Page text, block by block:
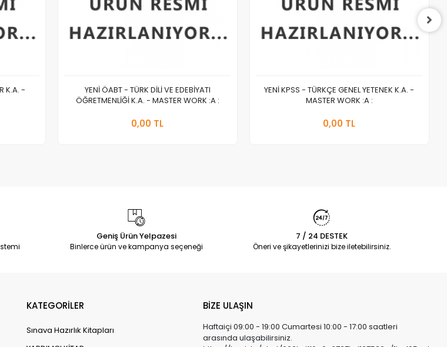
K.A. -
YENİ ÖABT - TÜRK DİLİ VE EDEBİYATI
ÖĞRETMENLİĞİ K.A. - MASTER WORK :A :
0,00 TL
YENİ KPSS - TÜRKÇE GENEL YETENEK K.A. -
MASTER WORK :A :
0,00 TL
Geniş Ürün Yelpazesi
Binlerce ürün ve kampanya seçeneği
7 / 24 DESTEK
Öneri ve şikayetlerinizi bize iletebilirsiniz.
KATEGORİLER
Sınava Hazırlık Kitapları
BİZE ULAŞIN
Haftaiçi 09:00 - 19:00 Cumartesi 10:00 - 17:00 saatleri
arasında ulaşabilirsiniz.